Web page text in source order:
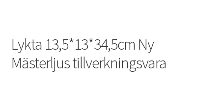
Lykta 13,5*13*34,5cm Ny
Mästerljus tillverkningsvara